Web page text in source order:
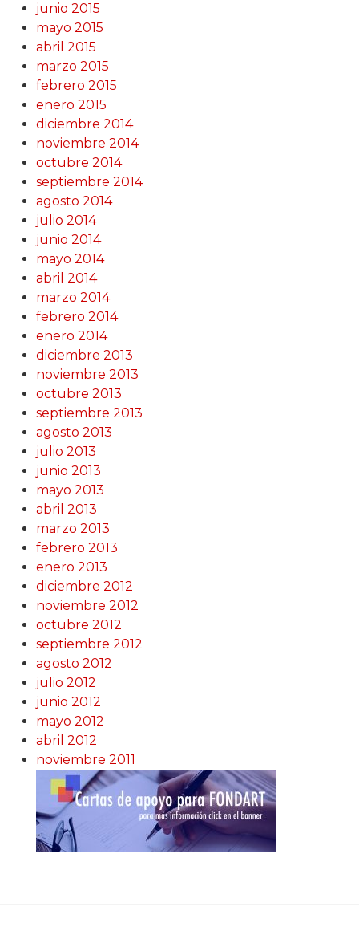
junio 2015
mayo 2015
abril 2015
marzo 2015
febrero 2015
enero 2015
diciembre 2014
noviembre 2014
octubre 2014
septiembre 2014
agosto 2014
julio 2014
junio 2014
mayo 2014
abril 2014
marzo 2014
febrero 2014
enero 2014
diciembre 2013
noviembre 2013
octubre 2013
septiembre 2013
agosto 2013
julio 2013
junio 2013
mayo 2013
abril 2013
marzo 2013
febrero 2013
enero 2013
diciembre 2012
noviembre 2012
octubre 2012
septiembre 2012
agosto 2012
julio 2012
junio 2012
mayo 2012
abril 2012
noviembre 2011